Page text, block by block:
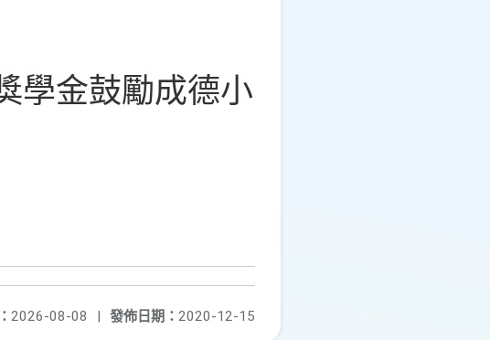
學金鼓勵成德小
發佈日期： 2020-12-15
2026-08-08 |